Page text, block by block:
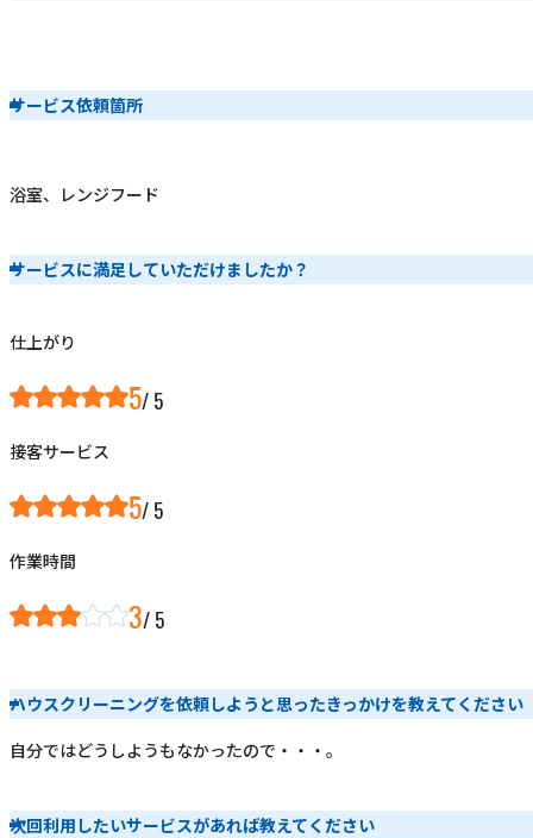
サービス依頼箇所
浴室、レンジフード
サービスに満足していただけましたか？
仕上がり
5
接客サービス
5
作業時間
3
ハウスクリーニングを依頼しようと思ったきっかけを教えてください
自分ではどうしようもなかったので・・・。
次回利用したいサービスがあれば教えてください